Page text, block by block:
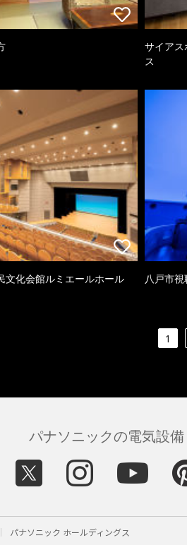
サイア
ス
文化会館ルミエールホール 八戸市
1
パナソニックの電気設備
パナソニック ホールディングス